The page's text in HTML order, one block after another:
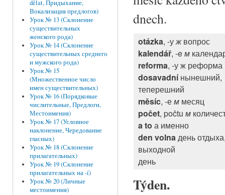
dělat, Придыхание,
Вокализация предлогов)
Урок № 13 (Склонение
существительных
женского рода)
Урок № 14 (Склонение
существительных среднего
и мужского рода)
Урок № 15
(Множественное число
имен существительных)
Урок № 16 (Порядковые
числительные, Предлоги,
Местоимения)
Урок № 17 (Условное
наклонение, Чередование
гласных)
Урок № 18 (Склонение
прилагательных)
Урок № 19 (Склонение
прилагательных на -í)
Урок № 20 (Личные
местоимения)
dnech.
otázka, -ужвопрос
kalendář, -eм
reforma, -у ж реформа
dosavadníнынешний,
теперешний
měsíc, -ем месяц
počet, počtu м
a to а именно
den volnaдень
выходной
день
Týden.